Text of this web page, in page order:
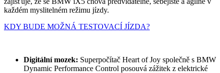
každém myslitelném režimu jízdy.
KDY BUDE MOŽNÁ TESTOVACÍ JÍZDA?
Digitální mozek: Superpočítač Heart of Joy společně s BMW
Dynamic Performance Control posouvá zážitek z elektrické